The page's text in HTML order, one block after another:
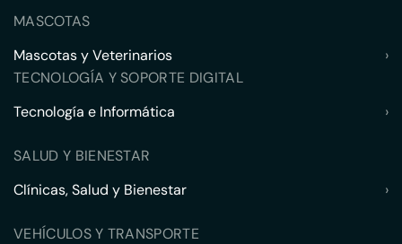
MASCOTAS
Mascotas y Veterinarios
›
TECNOLOGÍA Y SOPORTE DIGITAL
Tecnología e Informática
›
SALUD Y BIENESTAR
Clínicas, Salud y Bienestar
›
VEHÍCULOS Y TRANSPORTE